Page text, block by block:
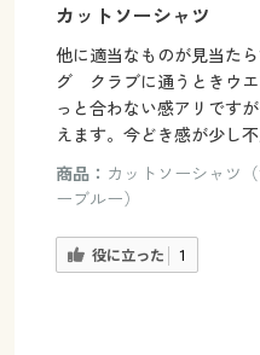
カットソーシャツ
他に適当なものが見当た
グ クラブに通うときウ
っと合わない感アリです
えます。今どき感が少し不
商品： カットソーシャツ
ーブルー）
役に立った 1